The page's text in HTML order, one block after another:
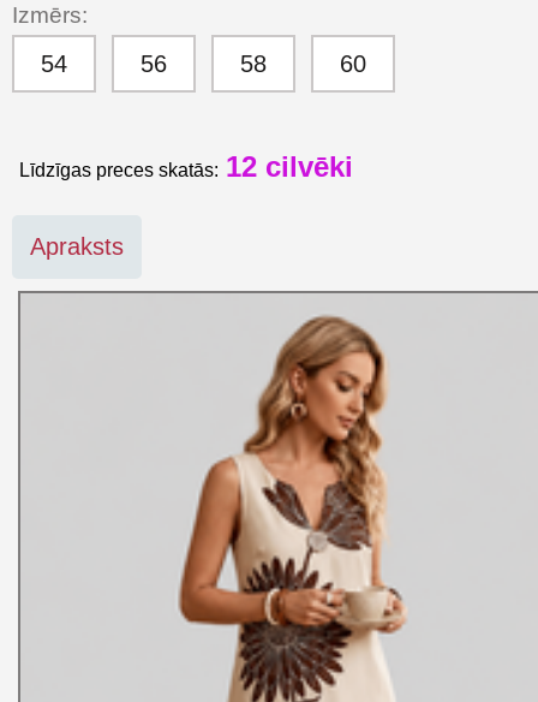
Izmērs:
54 56 58 60
Līdzīgas preces skatās: 12 cilvēki
Apraksts